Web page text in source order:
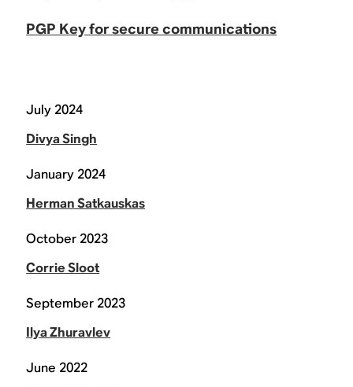
PGP Key for secure communications
July 2024
Divya Singh
January 2024
Herman Satkauskas
October 2023
Corrie Sloot
September 2023
Ilya Zhuravlev
June 2022